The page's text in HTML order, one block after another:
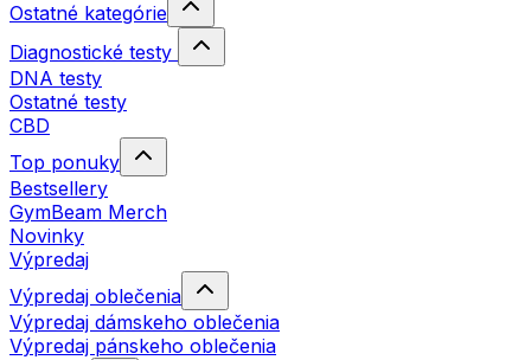
Ostatné kategórie
Diagnostické testy
DNA testy
Ostatné testy
CBD
Top ponuky
Bestsellery
GymBeam Merch
Novinky
Výpredaj
Výpredaj oblečenia
Výpredaj dámskeho oblečenia
Výpredaj pánskeho oblečenia